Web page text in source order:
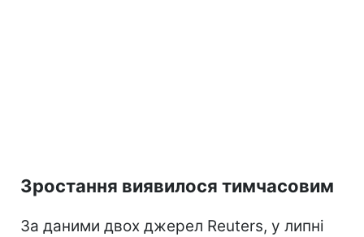
Зростання виявилося тимчасовим
За даними двох джерел Reuters, у липні